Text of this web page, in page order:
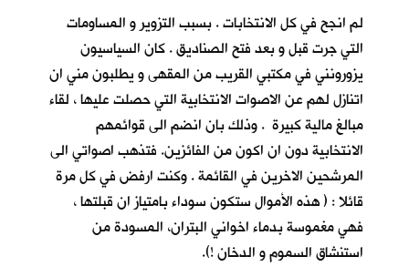
لم انجح في كل الانتخابات . بسبب التزوير و المساومات
التي جرت قبل و بعد فتح الصناديق . كان السياسيون
يزورونني في مكتبي القريب من المقهى و يطلبون مني ان
اتنازل لهم عن الاصوات الانتخابية التي حصلت عليها ، لقاء
مبالغ مالية كبيرة . وذلك بان انضم الى قوائمهم
الانتخابية دون ان اكون من الفائزين. فتذهب اصواتي الى
المرشحين الاخرين في القائمة . وكنت ارفض في كل مرة
قائلا : ( هذه الأموال ستكون سوداء بامتياز ان قبلتها ،
فهي مغموسة بدماء اخواني البتران، المسودة من
استنشاق السموم و الدخان !).